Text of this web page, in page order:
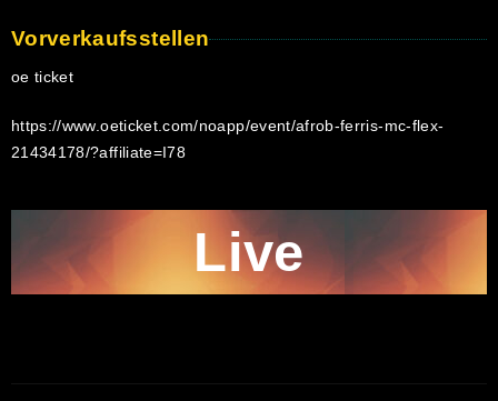
Vorverkaufsstellen
oe ticket
https://www.oeticket.com/noapp/event/afrob-ferris-mc-flex-
21434178/?affiliate=I78
Live